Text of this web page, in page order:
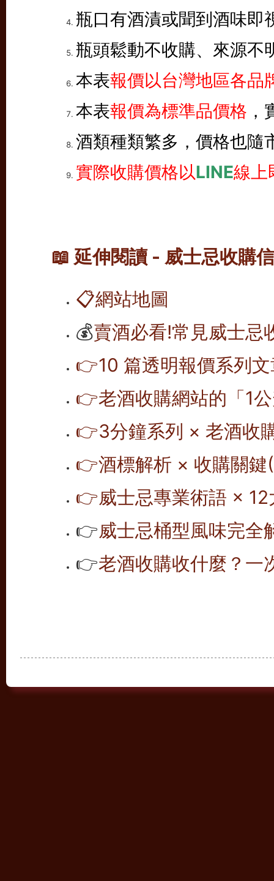
瓶口有酒漬或聞到酒味即
瓶頭鬆動不收購、來源不
本表報價以台灣地區各品
本表報價為標準品價格
酒類種類繁多，價格也隨
實際收購價格以LINE線上
📖 延伸閱讀 - 威士忌收購
📋網站地圖
💰賣酒必看!常見威士忌
👉10 篇透明報價系列
👉老酒收購網站的「1
👉3分鐘系列 × 老酒收
👉酒標解析 × 收購關鍵
👉威士忌專業術語 ×
👉威士忌桶型風味完全
👉老酒收購收什麼？一